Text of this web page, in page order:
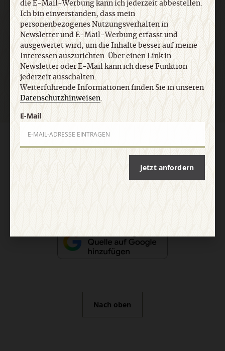
E-Mail
Jetzt anmelden
Impressum
Abo online kündigen
Nach oben
die E-Mail-Werbung kann ich jederzeit abbestellen.
Ich bin einverstanden, dass mein
personenbezogenes Nutzungsverhalten in
Newsletter und E-Mail-Werbung erfasst und
ausgewertet wird, um die Inhalte besser auf meine
Interessen auszurichten. Über einen Link in
Newsletter oder E-Mail kann ich diese Funktion
jederzeit ausschalten.
Weiterführende Informationen finden Sie in unseren
Datenschutzhinweisen.
E-Mail
Jetzt anfordern